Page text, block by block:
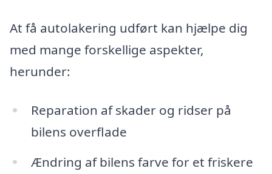
At få autolakering udført kan hjælpe dig
med mange forskellige aspekter,
herunder:
Reparation af skader og ridser på
bilens overflade
Ændring af bilens farve for et friskere